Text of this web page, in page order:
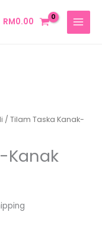
RM0.00
MAIN
MENU
/ Tilam Taska Kanak-
Kanak